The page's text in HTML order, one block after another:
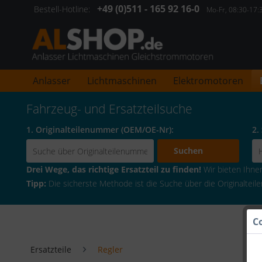
Bestell-Hotline: +49 (0)511 - 165 92 16-0 Mo-Fr, 08:30-
Anlasser Lichtmaschinen Elektromotoren
Fahrzeug- und Ersatzteilsuche
1. Originalteilenummer (OEM/OE-Nr):
Suchen
2.
Drei Wege, das richtige Ersatzteil zu finden! Wir bieten
Tipp: Die sicherste Methode ist die Suche über die
Ersatzteile Regler